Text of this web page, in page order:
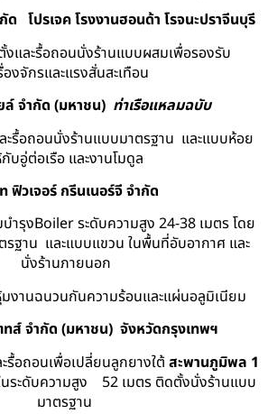
ด โปรเจค โรงงานฮอนด้า โรจนะปราจีนบุรี
และรื้อถอนนั่งร้านแบบผสมเพื่อรองรับ
องจักรและแรงสั่นสะเทือน
จํากัด (มหาชน) ท่าเรือแหลมฉบับ
รื้อถอนนั่งร้านแบบมาตรฐาน และแบบห้อย
กับอู่ต่อเรือ และงานโมดูล
ฟิวเจอร์ กรีนเนอร์จี จำกัด
ำรุงBoiler ระดับความสูง 24-38 เมตร โดย
ฐาน และแบบแขวน ในพื้นที่อับอากาศ และ
นั่งร้านภายนอก
งานฉนวนกันความร้อนและแผ่นอลูมิเนียม
ส์ จำกัด (มหาชน) จังหวัดกรุงเทพฯ
อถอนเพื่อเปลี่ยนลูกยางใต้ สะพานภูมิพล 1
นระดับความสูง 52 เมตร ติดตั้งนั่งร้านแบบ
มาตรฐาน